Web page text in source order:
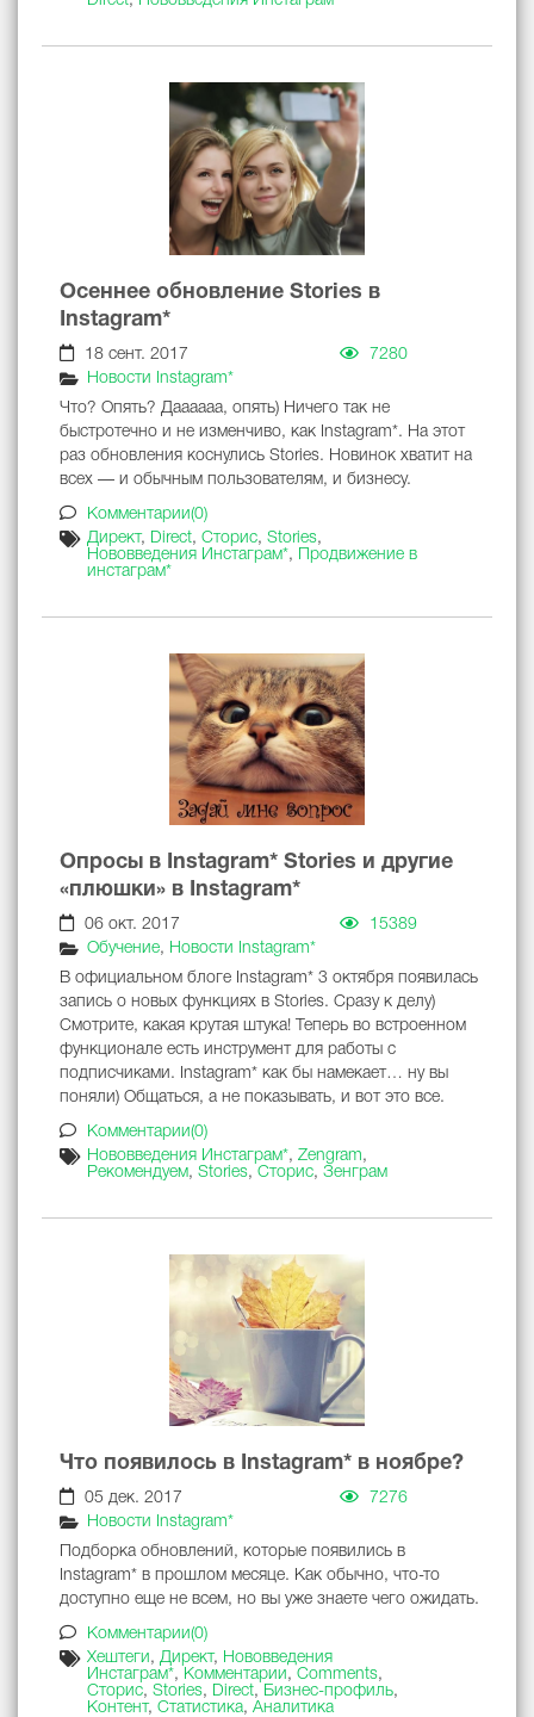
Осеннее обновление Stories в
Instagram*
18 сент. 2017
7280
Новости Instagram*
Что? Опять? Даааааа, опять) Ничего так не
быстротечно и не изменчиво, как Instagram*. На этот
раз обновления коснулись Stories. Новинок хватит на
всех — и обычным пользователям, и бизнесу.
Комментарии(0)
Директ, Direct, Сторис, Stories,
Нововведения Инстаграм*,
Продвижение в
инстаграм*
Опросы в Instagram* Stories и другие
«плюшки» в Instagram*
06 окт. 2017
15389
Обучение, Новости Instagram*
В официальном блоге Instagram* 3 октября появилась
запись о новых функциях в Stories. Сразу к делу)
Смотрите, какая крутая штука! Теперь во встроенном
функционале есть инструмент для работы с
подписчиками. Instagram* как бы намекает… ну вы
поняли) Общаться, а не показывать, и вот это все.
Комментарии(0)
Нововведения Инстаграм*, Zengram,
Рекомендуем, Stories, Сторис, Зенграм
Что появилось в Instagram* в ноябре?
05 дек. 2017
7276
Новости Instagram*
Подборка обновлений, которые появились в
Instagram* в прошлом месяце. Как обычно, что-то
доступно еще не всем, но вы уже знаете чего ожидать.
Комментарии(0)
Хештеги, Директ, Нововведения
Инстаграм*, Комментарии, Comments,
Сторис, Stories, Direct, Бизнес-профиль,
Контент, Статистика, Аналитика